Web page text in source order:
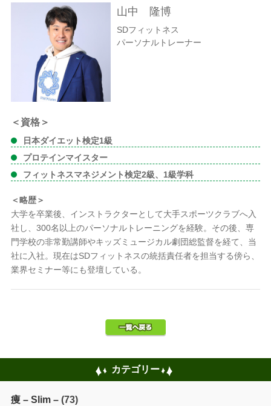
山中 隆博
SDフィットネス
パーソナルトレーナー
＜資格＞
日本ダイエット検定1級
プロテインマイスター
フィットネスマネジメント検定2級、1級学科
＜略歴＞
大学を卒業後、インストラクターとして大手スポーツクラブへ入
社し、300名以上のパーソナルトレーニングを経験。その後、専
門学校の非常勤講師やキッズミュージカル劇団総監督を経て、当
社に入社。現在はSDフィットネスの統括責任者を担当する傍ら、
業界セミナー等にも登壇している。
カテゴリー
痩 – Slim –(73)